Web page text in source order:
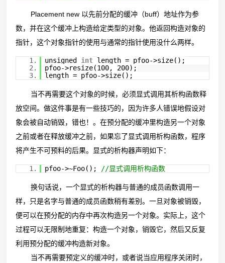
Placement new 以先前分配的缓冲（buff）地址作为参
数，并在这个缓冲上构造给定类型的对象。他返回构造对象的
指针，这个对象指针的使用与通常的指针使用没什么两样。
1. unsigned int length = pfoo->size();
2.
pfoo->resize(100, 200);
3.
length = pfoo->size();
当不再需要这个对象的时候，必须显式调用其析构函数释
放空间。做这件事是有一些技巧的，因为许多人错误地假设对
象会被自动销毁，错也！。在预分配的缓冲里构造另一个对象
之前或者在释放缓冲之前，如果忘了显式调用析构函数，程序
将产生不可预料的后果。显式的析构器声明如下：
1. pfoo->~Foo(); //显式调用析构函数
换句话说，一个显式的析构器与普通的成员函数调用一
样，只是名字与普通的成员函数稍有差别。一旦对象被销毁，
便可以在预分配的内存中再次构造另一个对象。实际上，这个
过程可以无限制地重复：构造一个对象，销毁它，然后又反复
利用预分配的缓冲构造新对象。
当不再需要预定义的缓冲时，或者说当应用程序关闭时，